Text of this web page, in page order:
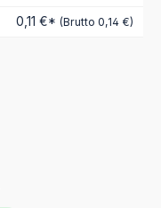
0,11 €* (Brutto 0,14 €)